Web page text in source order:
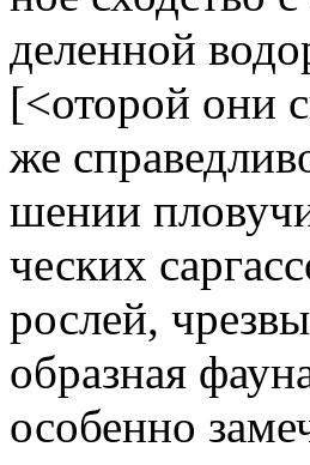
деленной
[<оторой они
же
шении
ческих
рослей,
образная
особенно